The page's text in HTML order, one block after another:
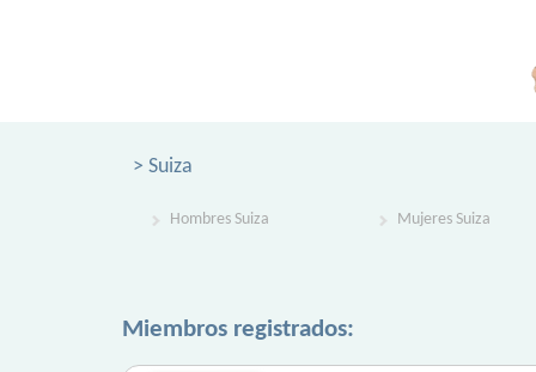
> Suiza
Hombres Suiza Mujeres Suiza
Miembros registrados: